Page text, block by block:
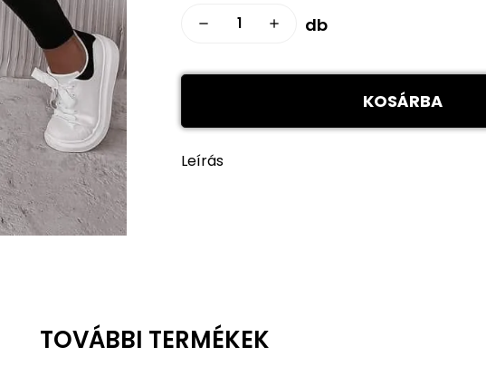
remove add db
KOSÁRBA
Leírás
TOVÁBBI TERMÉKEK